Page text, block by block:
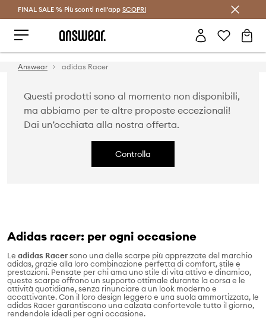
Risparmia con Answear Club >
FINAL SALE % Più sconti nell'app SCOPRI
Answear adidas Racer
Questi prodotti sono al momento non disponibili,
ma abbiamo per te altre proposte eccezionali!
Dai un’occhiata alla nostra offerta.
Controlla
Adidas racer: per ogni occasione
Le adidas Racersono una delle scarpe più apprezzate del marchio
adidas, grazie alla loro combinazione perfetta di comfort, stile e
prestazioni. Pensate per chi ama uno stile di vita attivo e dinamico,
queste scarpe offrono un supporto ottimale durante la corsa e le
attività quotidiane, senza rinunciare a un look moderno e
accattivante. Con il loro design leggero e una suola ammortizzata, le
adidas Racer garantiscono una calzata confortevole tutto il giorno,
rendendole ideali per ogni occasione.